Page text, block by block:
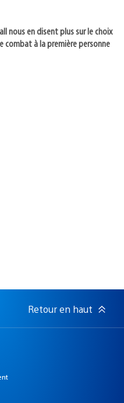
nous en disent plus sur le choix
combat à la première personne
Retour en haut